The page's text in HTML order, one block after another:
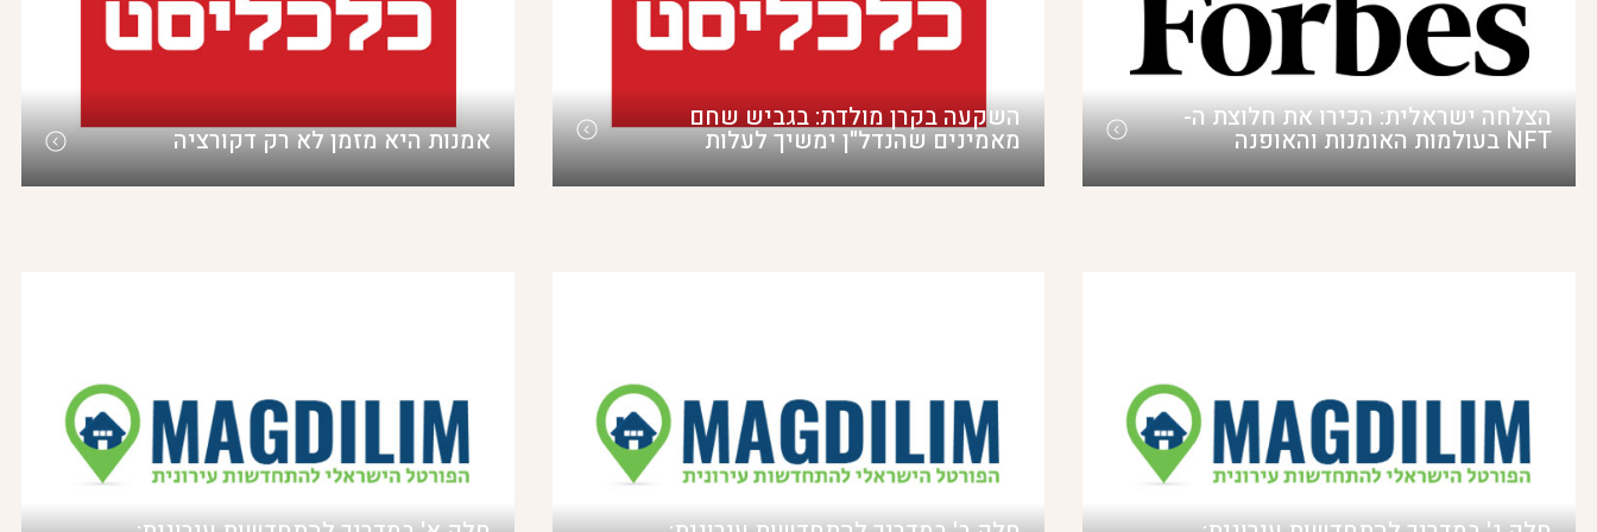
הצלחה ישראלית: הכירו את חלוצת ה-
NFT בעולמות האומנות והאופנה
השקעה בקרן מולדת: בגביש שחם
מאמינים שהנדל"ן ימשיך לעלות אמנות היא מזמן לא רק דקורציה